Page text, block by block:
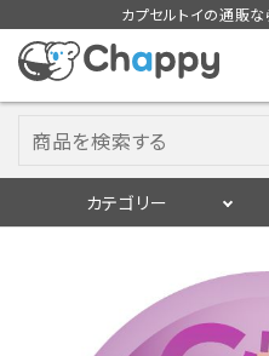
カプセルトイの通販な
カテゴリー
入荷スケジュール